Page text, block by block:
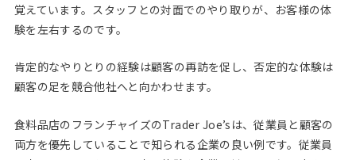
覚えています。スタッフとの対面でのやり取りが、お客様の体
験を左右するのです。
肯定的なやりとりの経験は顧客の再訪を促し、否定的な体験は
顧客の足を競合他社へと向かわせます。
食料品店のフランチャイズのTrader Joe’sは、従業員と顧客の
両方を優先していることで知られる企業の良い例です。従業員